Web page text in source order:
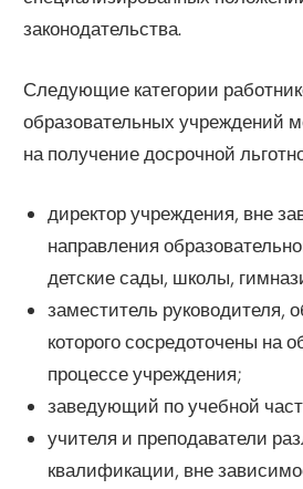
законодательства.
Следующие категории
образовательных учреждений
на получение досрочной
директор учреждения, вне
направления
детские сады, школы,
заместитель руководителя,
которого сосредоточены на
процессе учреждения;
заведующий по учебной
учителя и преподаватели
квалификации, вне